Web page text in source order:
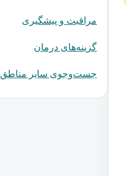
مراقبت و پیشگیری
گزینه‌های درمان
جست‌وجوی سایر مناطق